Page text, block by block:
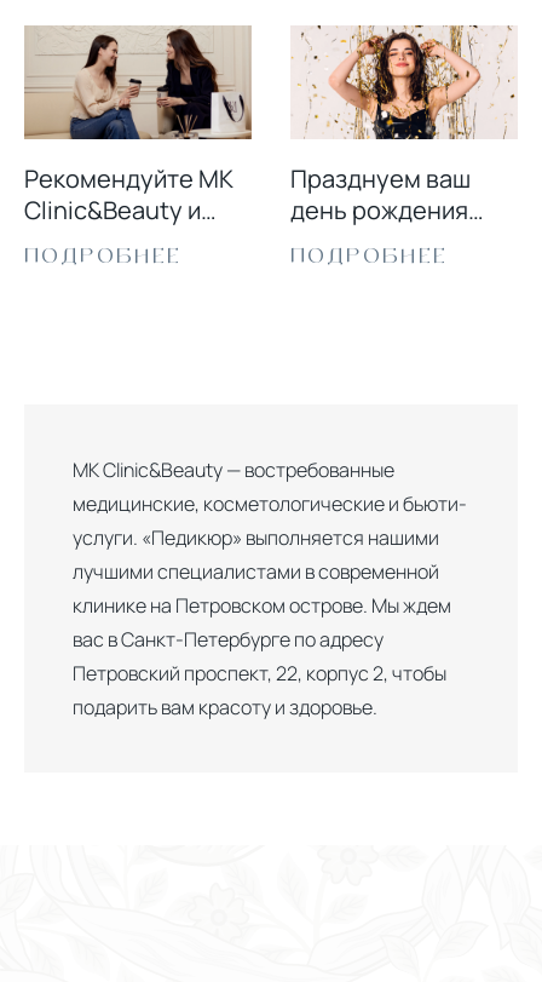
Рекомендуйте MK
Clinic&Beauty и
получайте скидку!
ПОДРОБНЕЕ
Празднуем ваш
день рождения
вместе!
ПОДРОБНЕЕ
MK Clinic&Beauty — востребованные
медицинские, косметологические и бьюти-
услуги. «Педикюр» выполняется нашими
лучшими специалистами в современной
клинике на Петровском острове. Мы ждем
вас в Санкт-Петербурге по адресу
Петровский проспект, 22, корпус 2, чтобы
подарить вам красоту и здоровье.